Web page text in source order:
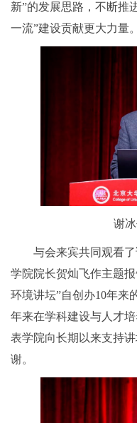
新”的发展思路，不断推
一流”建设贡献更大力量。
谢
与会来宾共同观看
学院院长贺灿飞作主题
环境讲坛”自创办10年来
年来在学科建设与人才
表学院向长期以来支持
谢。